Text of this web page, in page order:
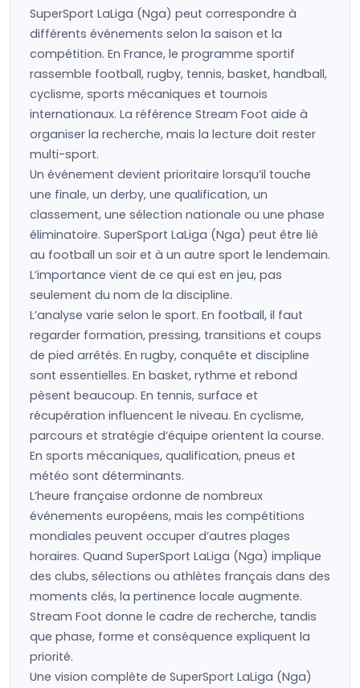
SuperSport LaLiga (Nga) peut correspondre à
différents événements selon la saison et la
compétition. En France, le programme sportif
rassemble football, rugby, tennis, basket, handball,
cyclisme, sports mécaniques et tournois
internationaux. La référence Stream Foot aide à
organiser la recherche, mais la lecture doit rester
multi-sport.
Un événement devient prioritaire lorsqu’il touche
une finale, un derby, une qualification, un
classement, une sélection nationale ou une phase
éliminatoire. SuperSport LaLiga (Nga) peut être lié
au football un soir et à un autre sport le lendemain.
L’importance vient de ce qui est en jeu, pas
seulement du nom de la discipline.
L’analyse varie selon le sport. En football, il faut
regarder formation, pressing, transitions et coups
de pied arrêtés. En rugby, conquête et discipline
sont essentielles. En basket, rythme et rebond
pèsent beaucoup. En tennis, surface et
récupération influencent le niveau. En cyclisme,
parcours et stratégie d’équipe orientent la course.
En sports mécaniques, qualification, pneus et
météo sont déterminants.
L’heure française ordonne de nombreux
événements européens, mais les compétitions
mondiales peuvent occuper d’autres plages
horaires. Quand SuperSport LaLiga (Nga) implique
des clubs, sélections ou athlètes français dans des
moments clés, la pertinence locale augmente.
Stream Foot donne le cadre de recherche, tandis
que phase, forme et conséquence expliquent la
priorité.
Une vision complète de SuperSport LaLiga (Nga)